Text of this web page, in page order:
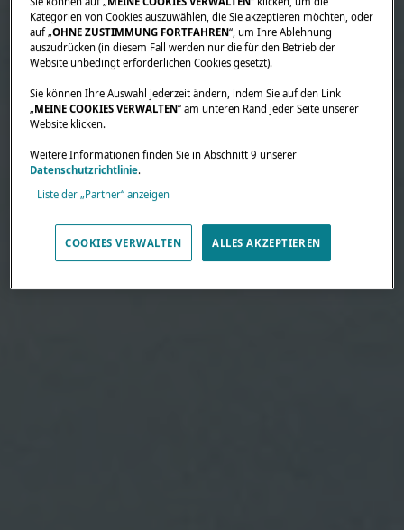
Kategorien von Cookies auszuwählen, die Sie akzeptieren möchten, oder
auf „OHNE ZUSTIMMUNG FORTFAHREN“, um Ihre Ablehnung
auszudrücken (in diesem Fall werden nur die für den Betrieb der
Website unbedingt erforderlichen Cookies gesetzt).
Sie können Ihre Auswahl jederzeit ändern, indem Sie auf den Link
„MEINE COOKIES VERWALTEN“ am unteren Rand jeder Seite unserer
Website klicken.
Weitere Informationen finden Sie in Abschnitt 9 unserer
Datenschutzrichtlinie.
Liste der „Partner“ anzeigen
COOKIES VERWALTEN ALLES AKZEPTIEREN